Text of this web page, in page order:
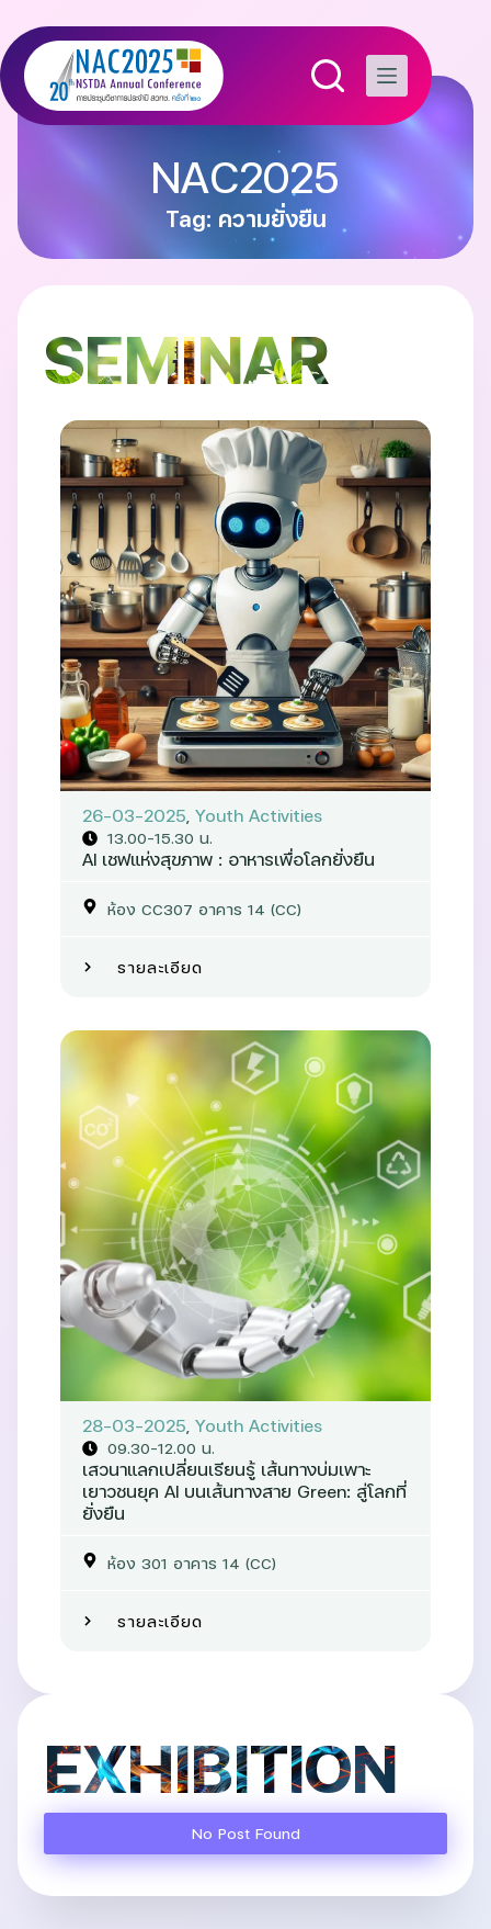
NAC2025
Tag: ความยั่งยืน
SEMINAR
26-03-2025, Youth Activities
13.00-15.30 น.
AI เชฟแห่งสุขภาพ : อาหารเพื่อโลกยั่งยืน
ห้อง CC307 อาคาร 14 (CC)
รายละเอียด
28-03-2025, Youth Activities
09.30-12.00 น.
เสวนาแลกเปลี่ยนเรียนรู้ เส้นทางบ่มเพาะ
เยาวชนยุค AI บนเส้นทางสาย Green: สู่โลกที่
ยั่งยืน
ห้อง 301 อาคาร 14 (CC)
รายละเอียด
EXHIBITION
No Post Found